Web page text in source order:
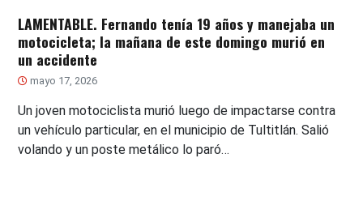
LAMENTABLE. Fernando tenía 19 años y manejaba un
motocicleta; la mañana de este domingo murió en
un accidente
mayo 17, 2026
Un joven motociclista murió luego de impactarse contra
un vehículo particular, en el municipio de Tultitlán. Salió
volando y un poste metálico lo paró…